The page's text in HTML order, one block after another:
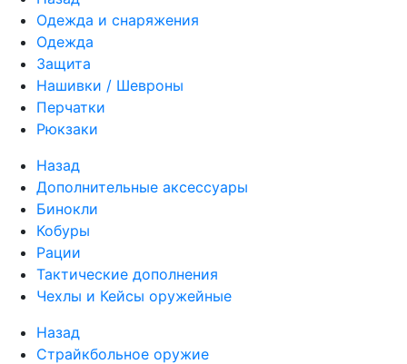
Одежда и снаряжения
Одежда
Защита
Нашивки / Шевроны
Перчатки
Рюкзаки
Назад
Дополнительные аксессуары
Бинокли
Кобуры
Рации
Тактические дополнения
Чехлы и Кейсы оружейные
Назад
Страйкбольное оружие